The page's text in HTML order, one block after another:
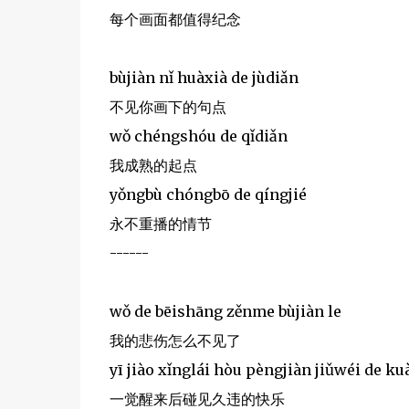
每个画面都值得纪念
bùjiàn nǐ huàxià de jùdiǎn
不见你画下的句点
wǒ chéngshóu de qǐdiǎn
我成熟的起点
yǒngbù chóngbō de qíngjié
永不重播的情节
------
wǒ de bēishāng zěnme bùjiàn le
我的悲伤怎么不见了
yī jiào xǐnglái hòu pèngjiàn jiǔwéi de
一觉醒来后碰见久违的快乐